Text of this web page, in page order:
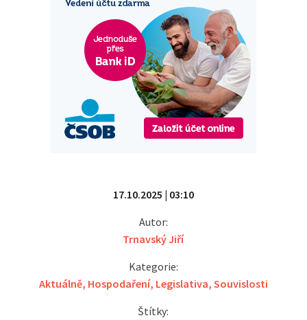
17.10.2025 | 03:10
Autor:
Trnavský Jiří
Kategorie:
Aktuálně, Hospodaření, Legislativa, Souvislosti
Štítky: